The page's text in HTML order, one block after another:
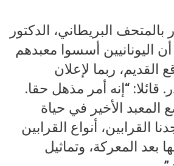
بالمتحف البريطاني، الدكتور
اليونانيين أسسوا معبدهم
ربما لإعلان
قائلا: “إنه أمر مذهل حقا.
المعبد الأخير في حياة
القرابين، أنواع القرابين
بعد المعركة، وتماثيل